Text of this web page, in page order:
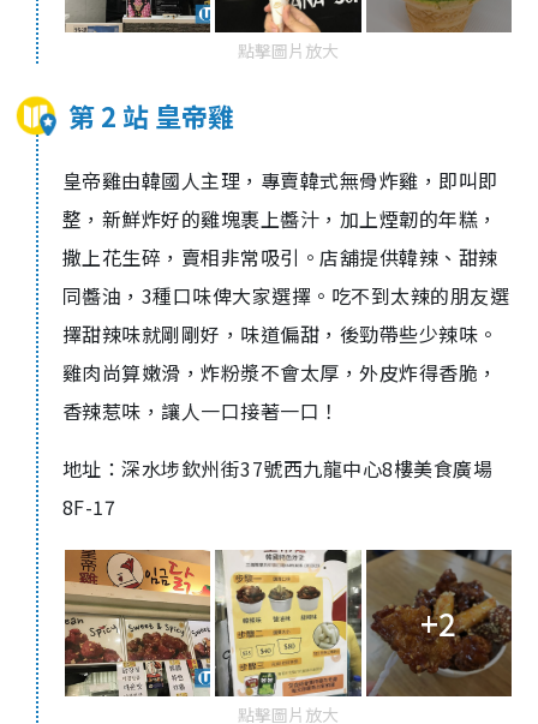
點擊圖片放大
第 2 站 皇帝雞
皇帝雞由韓國人主理，專賣韓式無骨炸雞，即叫即
整，新鮮炸好的雞塊裹上醬汁，加上煙韌的年糕，
撒上花生碎，賣相非常吸引。店舖提供韓辣、甜辣
同醬油，3種口味俾大家選擇。吃不到太辣的朋友選
擇甜辣味就剛剛好，味道偏甜，後勁帶些少辣味。
雞肉尚算嫩滑，炸粉漿不會太厚，外皮炸得香脆，
香辣惹味，讓人一口接著一口！
地址：深水埗欽州街37號西九龍中心8樓美食廣場
8F-17
+2
點擊圖片放大